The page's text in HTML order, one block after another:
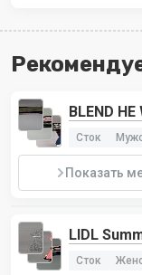
BLEND
Сток
Показать
LIDL
Сток